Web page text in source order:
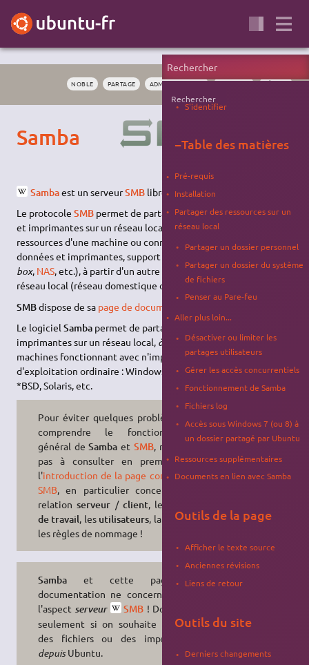
NOBLE PARTAGE ADMINISTRATION WINDOWS RÉSEAU
Samba
Sambaest un serveurSMBlibre et disponible sur Linux.
Le protocoleSMB permet de partager des fichiers, répertoires
et imprimantes sur un réseau local. Ceci permet d'accéder aux
ressources d'une machine ou connectées à elle (répertoires de
données et imprimantes, support de stockage connecté à une
box, NAS, etc.), à partir d'un autre appareil situé sur un même
réseau local (réseau domestique ou d'entreprise).
SMBdispose de sa page de documentation dédiée
Le logicielSamba permet de partager des données et des
imprimantes sur un réseau local, à destinationd'autres
machines fonctionnant avec n'importe quel système
d'exploitation ordinaire : Windows, macOS, Linux, Android, iOS,
*BSD, Solaris, etc.
Pour éviter quelques problèmes, et
comprendre le fonctionnement
général deSamba et SMB, n'hésitez
pas à consulter en premier lieu
l'introduction de la page concernant
SMB, en particulier concernant la
relationserveur / client, le
de travail, les utilisateurs, la casseet
les règles de nommage !
Sambaet cette page de
documentation ne concernent que
l'aspect serveur SMB ! Donc utile
seulement si on souhaite partager
des fichiers ou des imprimantes
depuisUbuntu.
Rechercher
S'identifier
−Table des matières
Pré-requis
Installation
Partager des ressources sur un
réseau local
Partager un dossier personnel
Partager un dossier du système
de fichiers
Penser au Pare-feu
Aller plus loin...
Désactiver ou limiter les
partages utilisateurs
Gérer les accès concurrentiels
Fonctionnement de Samba
Fichiers log
Accès sous Windows 7 (ou 8) à
un dossier partagé par Ubuntu
Ressources supplémentaires
Documents en lien avec Samba
Outils de la page
Afficher le texte source
Anciennes révisions
Liens de retour
Outils du site
Derniers changements